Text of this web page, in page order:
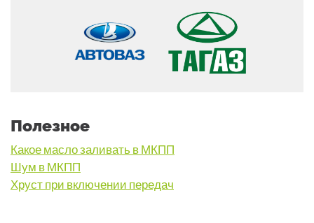
Полезное
Какое масло заливать в МКПП
Шум в МКПП
Хруст при включении передач